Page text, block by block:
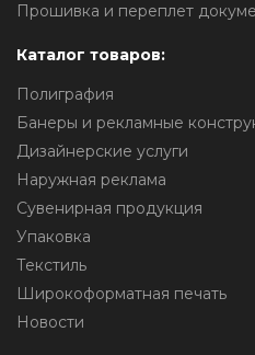
Прошивка и переплет
Каталог товаров:
Полиграфия
Банеры и рекламные
Дизайнерские услуги
Наружная реклама
Сувенирная продукция
Упаковка
Текстиль
Широкоформатная печать
Новости